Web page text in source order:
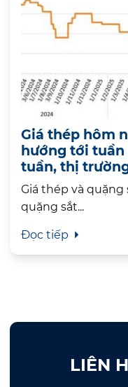
Giá thép hôm
hướng tới tuần
tuần, thị
Giá thép và
quặng sắt...
Đọc tiếp
LIÊN